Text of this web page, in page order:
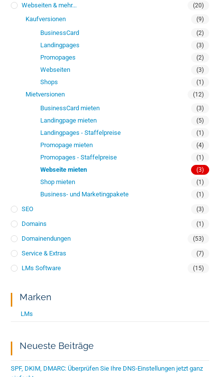
Webseiten & mehr... (20)
Kaufversionen (9)
BusinessCard (2)
Landingpages (3)
Promopages (2)
Webseiten (3)
Shops (1)
Mietversionen (12)
BusinessCard mieten (3)
Landingpage mieten (5)
Landingpages - Staffelpreise (1)
Promopage mieten (4)
Promopages - Staffelpreise (1)
Webseite mieten (3)
Shop mieten (1)
Business- und Marketingpakete (1)
SEO (3)
Domains (1)
Domainendungen (53)
Service & Extras (7)
LMs Software (15)
Marken
LMs
Neueste Beiträge
SPF, DKIM, DMARC: Überprüfen Sie Ihre DNS-Einstellungen jetzt ganz